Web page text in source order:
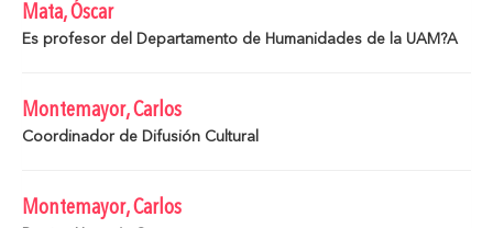
Mata, Óscar
Es profesor del Departamento de Humanidades de la UAM?A
Montemayor, Carlos
Coordinador de Difusión Cultural
Montemayor, Carlos